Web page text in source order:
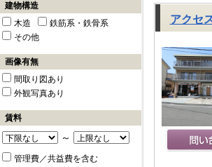
建物構造
木造
鉄筋系・鉄骨系
その他
画像有無
間取り図あり
外観写真あり
賃料
～
管理費／共益費を含む
アクセ